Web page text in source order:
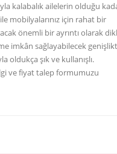
kalabalık ailelerin olduğu
mobilyalarınız için rahat bir
önemli bir ayrıntı olarak
imkân sağlayabilecek
oldukça şık ve kullanışlı.
ve fiyat talep formumuzu